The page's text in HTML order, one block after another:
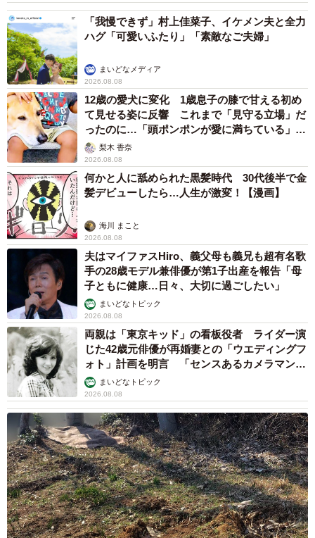
「我慢できず」村上佳菜子、イケメン夫と全力
ハグ「可愛いふたり」「素敵なご夫婦」
まいどなメディア
2026.08.08
12歳の愛犬に変化 1歳息子の膝で甘える初め
て見せる姿に反響 これまで「見守る立場」だ
ったのに…「頭ポンポンが愛に満ちている」
「尊…」
梨木 香奈
2026.08.08
何かと人に舐められた黒髪時代 30代後半で金
髪デビューしたら…人生が激変！【漫画】
海川 まこと
2026.08.08
夫はマイファスHiro、義父母も義兄も超有名歌
手の28歳モデル兼俳優が第1子出産を報告「母
子ともに健康…日々、大切に過ごしたい」
まいどなトピック
2026.08.08
両親は「東京キッド」の看板役者 ライダー演
じた42歳元俳優が再婚妻との「ウエディングフ
ォト」計画を明言 「センスあるカメラマン求
む」まいどなトピック
2026.08.08